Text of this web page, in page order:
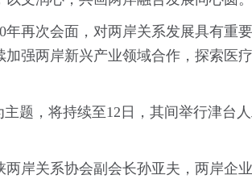
再次会面，对两岸关系发展具有重
强两岸新兴产业领域合作，探索医
题，将持续至12日，其间举行津台
岸关系协会副会长孙亚夫，两岸企